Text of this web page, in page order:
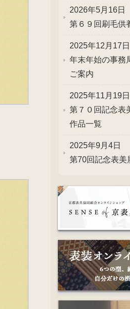
2026年5月16日
第６９回刷毛供
2025年12月17日
年末年始の事務
ご案内
2025年11月19日
第７０回記念表
作品一覧
2025年9月4日
第70回記念表美